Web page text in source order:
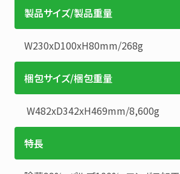
製品サイズ/製品重量
W230xD100xH80mm/268g
梱包サイズ/梱包重量
W482xD342xH469mm/8,600g
特長